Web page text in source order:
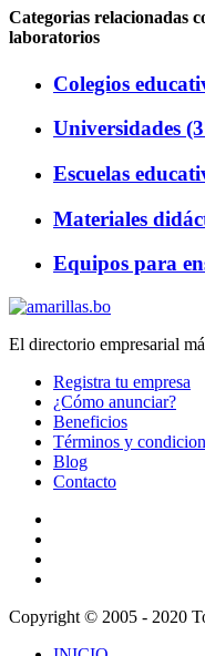
Categorias relacionadas
laboratorios
Colegios
Universidades
Escuelas
Materiales
Equipos para
El directorio empresarial
Registra tu empresa
¿Cómo anunciar?
Beneficios
Términos y
Blog
Contacto
Copyright © 2005 - 2020